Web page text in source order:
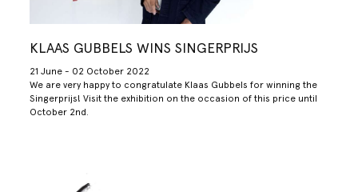
KLAAS GUBBELS WINS SINGERPRIJS
21 June - 02 October 2022
We are very happy to congratulate Klaas Gubbels for winning the
Singerprijs! Visit the exhibition on the occasion of this price until
October 2nd.